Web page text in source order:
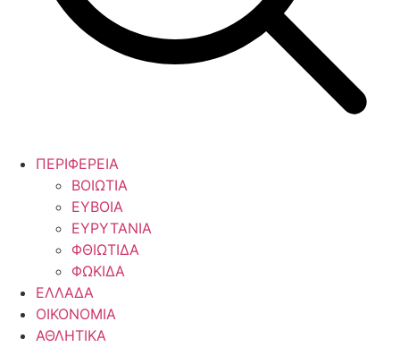
ΠΕΡΙΦΕΡΕΙΑ
ΒΟΙΩΤΙΑ
ΕΥΒΟΙΑ
ΕΥΡΥΤΑΝΙΑ
ΦΘΙΩΤΙΔΑ
ΦΩΚΙΔΑ
ΕΛΛΑΔΑ
ΟΙΚΟΝΟΜΙΑ
ΑΘΛΗΤΙΚΑ